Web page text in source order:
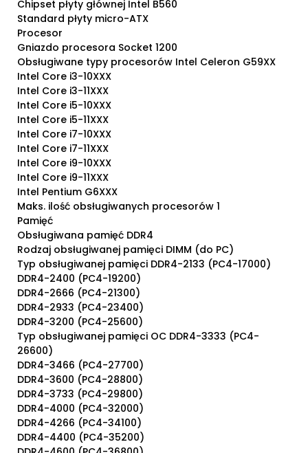
Chipset płyty głównej Intel B560
Standard płyty micro-ATX
Procesor
Gniazdo procesora Socket 1200
Obsługiwane typy procesorów Intel Celeron G59XX
Intel Core i3-10XXX
Intel Core i3-11XXX
Intel Core i5-10XXX
Intel Core i5-11XXX
Intel Core i7-10XXX
Intel Core i7-11XXX
Intel Core i9-10XXX
Intel Core i9-11XXX
Intel Pentium G6XXX
Maks. ilość obsługiwanych procesorów 1
Pamięć
Obsługiwana pamięć DDR4
Rodzaj obsługiwanej pamięci DIMM (do PC)
Typ obsługiwanej pamięci DDR4-2133 (PC4-17000)
DDR4-2400 (PC4-19200)
DDR4-2666 (PC4-21300)
DDR4-2933 (PC4-23400)
DDR4-3200 (PC4-25600)
Typ obsługiwanej pamięci OC DDR4-3333 (PC4-
26600)
DDR4-3466 (PC4-27700)
DDR4-3600 (PC4-28800)
DDR4-3733 (PC4-29800)
DDR4-4000 (PC4-32000)
DDR4-4266 (PC4-34100)
DDR4-4400 (PC4-35200)